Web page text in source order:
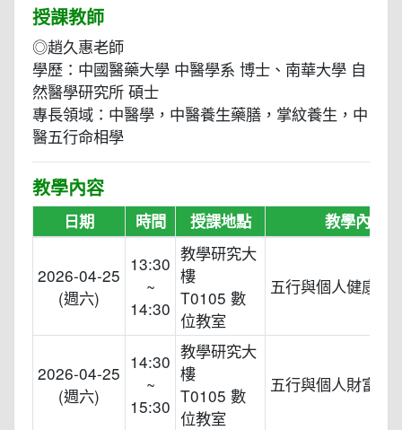
授課教師
◎趙久惠老師
學歷：中國醫藥大學 中醫學系 博士、南華大學 自
然醫學研究所 碩士
專長領域：中醫學，中醫養生藥膳，掌紋養生，中
醫五行命相學
教學內容
日期 時間 授課地點 教學內容
2026-04-25
(週六)
13:30
~
14:30
教學研究大
樓
T0105 數
位教室
五行與個人健康基
2026-04-25
(週六)
14:30
~
15:30
教學研究大
樓
T0105 數
位教室
五行與個人財富運